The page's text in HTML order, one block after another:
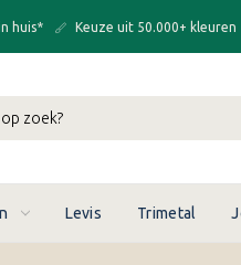
huis* Keuze uit 50.000+ kleuren
Levis Trimetal